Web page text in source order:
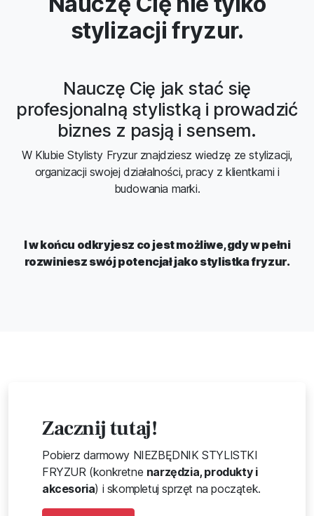
stylizacji fryzur.
Nauczę Cię jak stać się
profesjonalną stylistką i prowadzić
biznes z pasją i sensem.
W Klubie Stylisty Fryzur znajdziesz wiedzę ze stylizacji,
organizacji swojej działalności, pracy z klientkami i
budowania marki.
I w końcu odkryjesz co jest możliwe, gdy w pełni
rozwiniesz swój potencjał jako stylistka fryzur.
Zacznij tutaj!
Pobierz darmowy NIEZBĘDNIK STYLISTKI
FRYZUR (konkretne narzędzia, produkty i
akcesoria) i skompletuj sprzęt na początek.